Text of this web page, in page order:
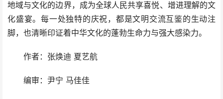
地域与文化的边界，成为全球人民共享喜悦、增进理解的文
化盛宴。每一处独特的庆祝，都是文明交流互鉴的生动注
脚，也清晰印证着中华文化的蓬勃生命力与强大感染力。
作者：张焕迪 夏艺航
编审：尹宁 马佳佳